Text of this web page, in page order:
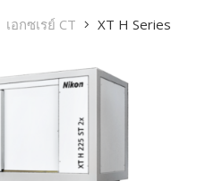
เอกซเรย์ CT XT H Series